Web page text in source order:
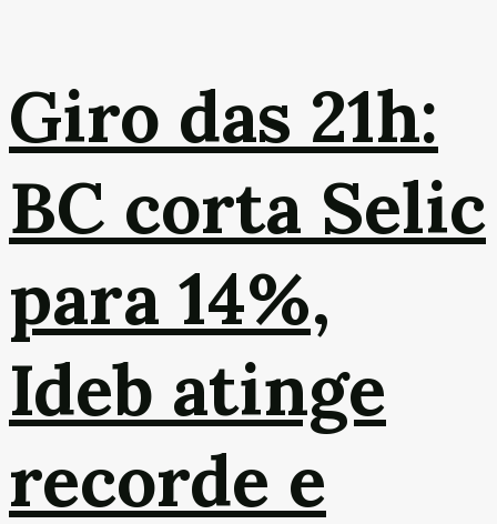
Giro das 21h:
BC corta Selic
para 14%,
Ideb atinge
recorde e